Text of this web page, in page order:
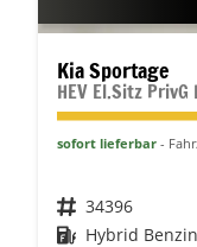
Kia Sportage
HEV El.Sitz PrivG
sofort lieferbar
Fahrzeugnr. 34396
Kraftstoff Hybrid Benzin